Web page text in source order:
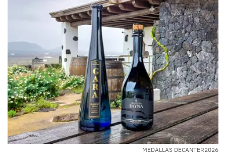
MEDALLAS DECANTER2026